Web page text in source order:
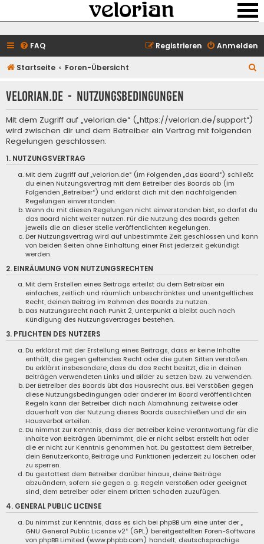
FAQ Anmelden
Registrieren
Startseite Foren-Übersicht
h
velorian.de - Nutzungsbedingungen
Mit dem Zugriff auf „velorian.de“ („https://velorian.de/support“)
wird zwischen dir und dem Betreiber ein Vertrag mit folgenden
Regelungen geschlossen:
1. NUTZUNGSVERTRAG
Mit dem Zugriff auf „velorian.de“ (im Folgenden „das Board“) schließt
du einen Nutzungsvertrag mit dem Betreiber des Boards ab (im
Folgenden „Betreiber“) und erklärst dich mit den nachfolgenden
Regelungen einverstanden.
Wenn du mit diesen Regelungen nicht einverstanden bist, so darfst du
das Board nicht weiter nutzen. Für die Nutzung des Boards gelten
jeweils die an dieser Stelle veröffentlichten Regelungen.
Der Nutzungsvertrag wird auf unbestimmte Zeit geschlossen und kann
von beiden Seiten ohne Einhaltung einer Frist jederzeit gekündigt
werden.
2. EINRÄUMUNG VON NUTZUNGSRECHTEN
Mit dem Erstellen eines Beitrags erteilst du dem Betreiber ein
einfaches, zeitlich und räumlich unbeschränktes und unentgeltliches
Recht, deinen Beitrag im Rahmen des Boards zu nutzen.
Das Nutzungsrecht nach Punkt 2, Unterpunkt a bleibt auch nach
Kündigung des Nutzungsvertrages bestehen.
3. PFLICHTEN DES NUTZERS
Du erklärst mit der Erstellung eines Beitrags, dass er keine Inhalte
enthält, die gegen geltendes Recht oder die guten Sitten verstoßen.
Du erklärst insbesondere, dass du das Recht besitzt, die in deinen
Beiträgen verwendeten Links und Bilder zu setzen bzw. zu verwenden.
Der Betreiber des Boards übt das Hausrecht aus. Bei Verstößen gegen
diese Nutzungsbedingungen oder anderer im Board veröffentlichten
Regeln kann der Betreiber dich nach Abmahnung zeitweise oder
dauerhaft von der Nutzung dieses Boards ausschließen und dir ein
Hausverbot erteilen.
Du nimmst zur Kenntnis, dass der Betreiber keine Verantwortung für die
Inhalte von Beiträgen übernimmt, die er nicht selbst erstellt hat oder
die er nicht zur Kenntnis genommen hat. Du gestattest dem Betreiber,
dein Benutzerkonto, Beiträge und Funktionen jederzeit zu löschen oder
zu sperren.
Du gestattest dem Betreiber darüber hinaus, deine Beiträge
abzuändern, sofern sie gegen o. g. Regeln verstoßen oder geeignet
sind, dem Betreiber oder einem Dritten Schaden zuzufügen.
4. GENERAL PUBLIC LICENSE
Du nimmst zur Kenntnis, dass es sich bei phpBB um eine unter der „
GNU General Public License v2“ (GPL) bereitgestellten Foren-Software
von phpBB Limited (www.phpbb.com) handelt; deutschsprachige